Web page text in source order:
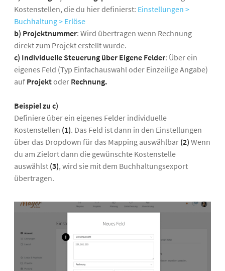
Kostenstellen, die du hier definierst: Einstellungen >
Buchhaltung > Erlöse
b) Projektnummer: Wird übertragen wenn Rechnung
direkt zum Projekt erstellt wurde.
c) Individuelle Steuerung über Eigene Felder: Über ein
eigenes Feld (Typ Einfachauswahl oder Einzeilige Angabe)
auf Projektoder Rechnung.
Beispiel zu c)
Definiere über ein eigenes Felder individuelle
Kostenstellen (1). Das Feld ist dann in den Einstellungen
über das Dropdown für das Mapping auswählbar (2) Wenn
du am Zielort dann die gewünschte Kostenstelle
auswählst (3), wird sie mit dem Buchhaltungsexport
übertragen.